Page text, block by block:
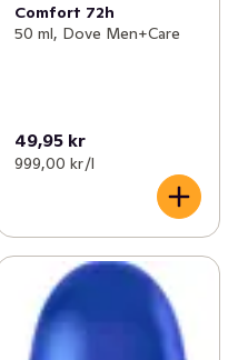
Comfort 72h
50 ml, Dove Men+Care
49,95 kr
999,00 kr /l